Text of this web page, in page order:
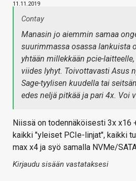
11.11.2019
Contay
Manasin jo aiemmin samaa
suurimmassa osassa lankuista
yhtään millekkään pcie-
viides lyhyt. Toivottavasti Asus
Sage-tyylisen kuudella tai
edes neljä pitkää ja pari 4x. Voi
Niissä on todennäköisesti 3x x16
kaikki "yleiset PCIe-linjat", kaikki
max x4 ja syö samalla NVMe/
Kirjaudu sisään vastataksesi